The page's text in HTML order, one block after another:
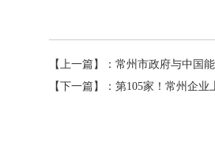
【上一篇】： 常州市政府与中国
【下一篇】： 第105家！常州企业